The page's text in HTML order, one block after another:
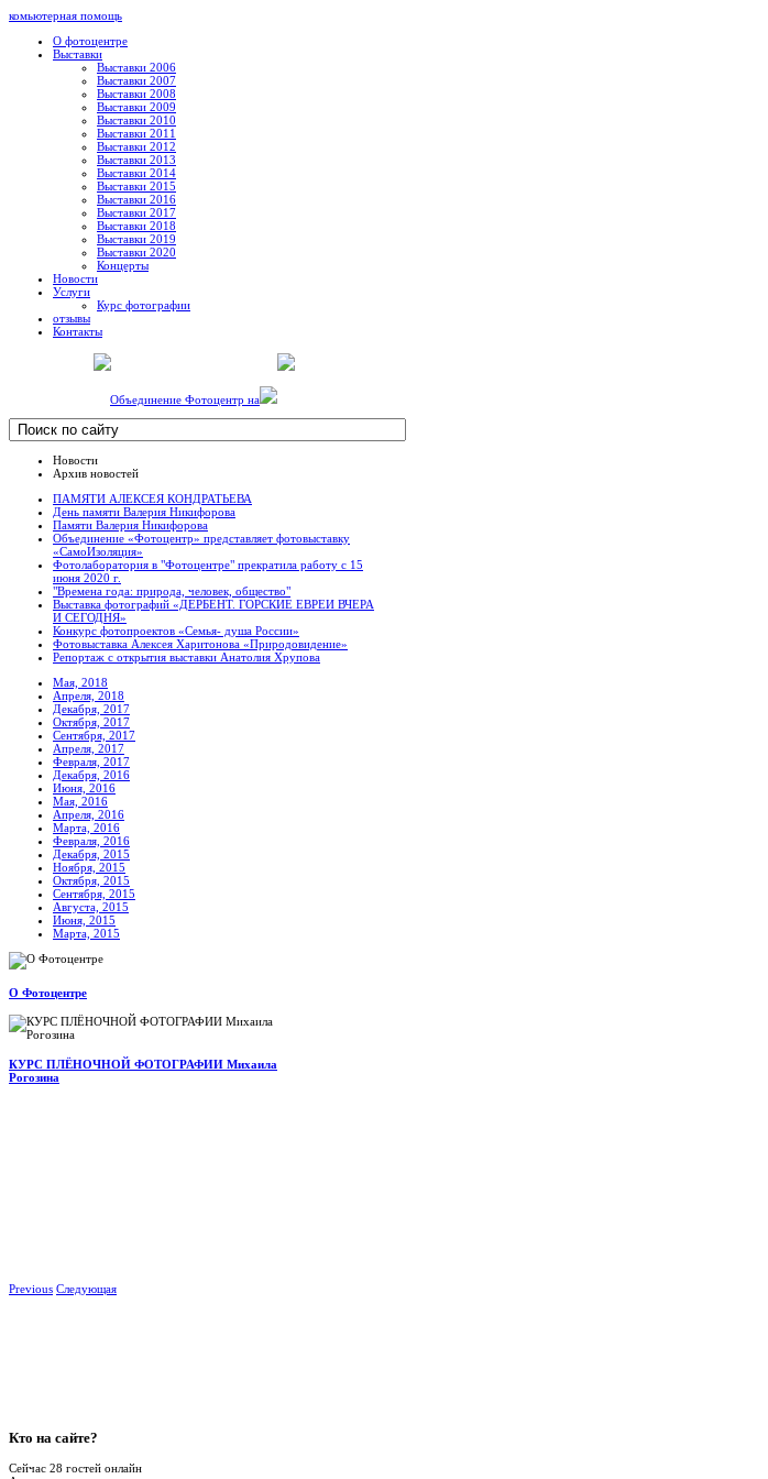
комьютерная помощь
О фотоцентре
Выставки
Выставки 2006
Выставки 2007
Выставки 2008
Выставки 2009
Выставки 2010
Выставки 2011
Выставки 2012
Выставки 2013
Выставки 2014
Выставки 2015
Выставки 2016
Выставки 2017
Выставки 2018
Выставки 2019
Выставки 2020
Концерты
Новости
Услуги
Курс фотографии
отзывы
Контакты
Объединение Фотоцентр на
Новости
Архив новостей
ПАМЯТИ АЛЕКСЕЯ КОНДРАТЬЕВА
День памяти Валерия Никифорова
Памяти Валерия Никифорова
Объединение «Фотоцентр» представляет фотовыставку
«СамоИзоляция»
Фотолаборатория в "Фотоцентре" прекратила работу с 15
июня 2020 г.
"Времена года: природа, человек, общество"
Выставка фотографий «ДЕРБЕНТ. ГОРСКИЕ ЕВРЕИ ВЧЕРА
И СЕГОДНЯ»
Конкурс фотопроектов «Семья- душа России»
Фотовыставка Алексея Харитонова «Природовидение»
Репортаж с открытия выставки Анатолия Хрупова
Мая, 2018
Апреля, 2018
Декабря, 2017
Октября, 2017
Сентября, 2017
Апреля, 2017
Февраля, 2017
Декабря, 2016
Июня, 2016
Мая, 2016
Апреля, 2016
Марта, 2016
Февраля, 2016
Декабря, 2015
Ноября, 2015
Октября, 2015
Сентября, 2015
Августа, 2015
Июня, 2015
Марта, 2015
О Фотоцентре
КУРС ПЛЁНОЧНОЙ ФОТОГРАФИИ Михаила
Рогозина
Previous Следующая
Кто на сайте?
Сейчас 28 гостей онлайн